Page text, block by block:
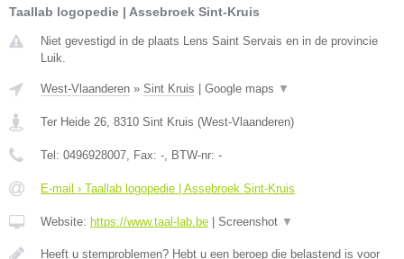
Taallab logopedie | Assebroek Sint-Kruis
Niet gevestigd in de plaats Lens Saint Servais en in de provincie
Luik.
West-Vlaanderen » Sint Kruis | Google maps ▼
Ter Heide 26 8310 Sint Kruis (West-Vlaanderen)
Tel: 0496928007 , Fax: - , BTW-nr: -
E-mail › Taallab logopedie | Assebroek Sint-Kruis
Website: https://www.taal-lab.be | Screenshot ▼
Heeft u stemproblemen? Hebt u een beroep die belastend is voor